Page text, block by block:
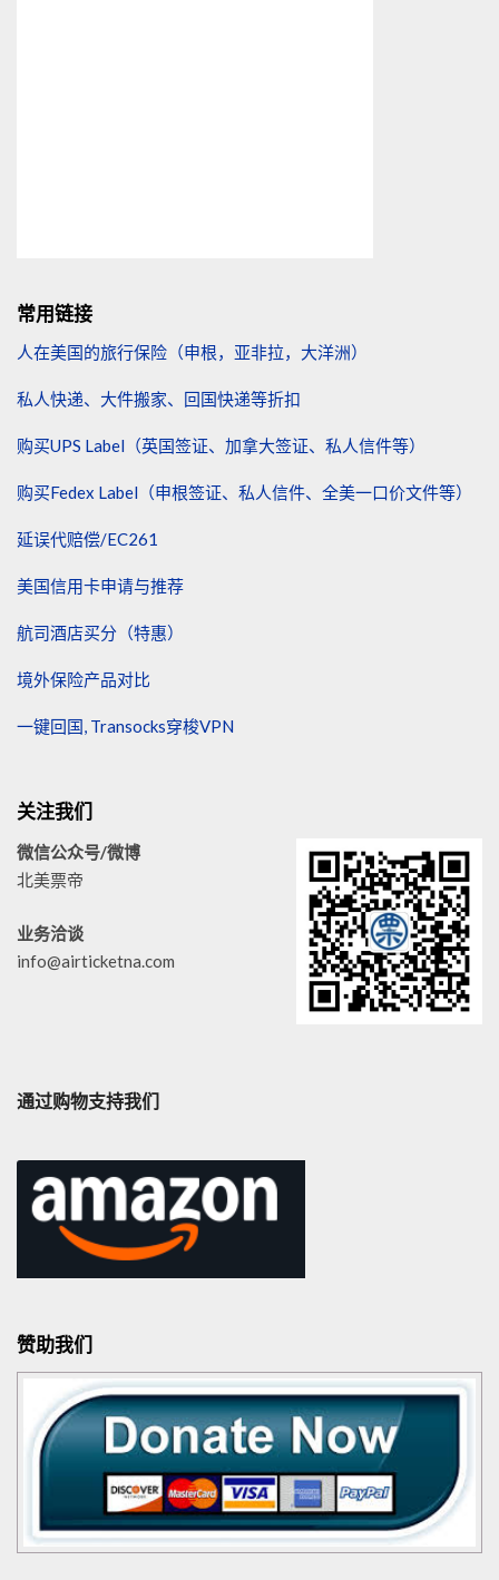
常用链接
人在美国的旅行保险（申根，亚非拉，大洋洲）
私人快递、大件搬家、回国快递等折扣
购买UPS Label（英国签证、加拿大签证、私人信件等）
购买Fedex Label（申根签证、私人信件、全美一口价文件等）
延误代赔偿/EC261
美国信用卡申请与推荐
航司酒店买分（特惠）
境外保险产品对比
一键回国, Transocks穿梭VPN
关注我们
微信公众号/微博
北美票帝
业务洽谈
info@airticketna.com
通过购物支持我们
赞助我们